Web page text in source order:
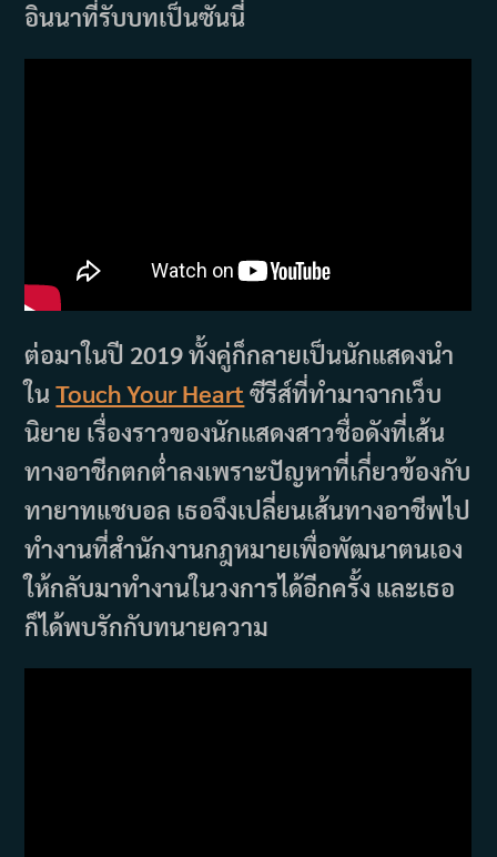
อินนาที่รับบทเป็นซันนี่
ต่อมาในปี 2019 ทั้งคู่ก็กลายเป็นนักแสดงนำ
ในTouch Your Heartซีรีส์ที่ทำมาจากเว็บ
นิยาย เรื่องราวของนักแสดงสาวชื่อดังที่เส้น
ทางอาชีกตกต่ำลงเพราะปัญหาที่เกี่ยวข้องกับ
ทายาทแชบอล เธอจึงเปลี่ยนเส้นทางอาชีพไป
ทำงานที่สำนักงานกฎหมายเพื่อพัฒนาตนเอง
ให้กลับมาทำงานในวงการได้อีกครั้ง และเธอ
ก็ได้พบรักกับทนายความ